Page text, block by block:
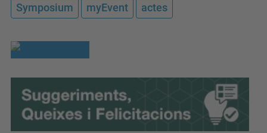
Symposium
myEvent actes